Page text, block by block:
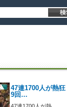
47連1700人が熱狂
9回…